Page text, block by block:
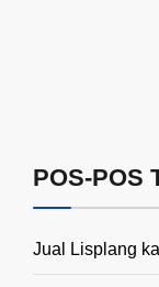
POS-POS
Jual Lisplang